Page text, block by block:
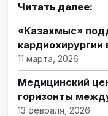
Читать далее:
«Казахмыс»
кардиохирургии
11 марта, 2026
Медицинский
горизонты
13 февраля, 2026